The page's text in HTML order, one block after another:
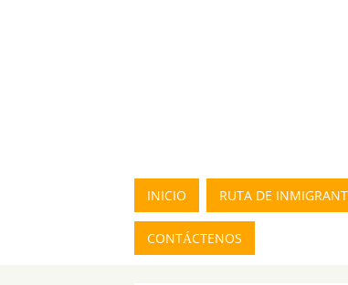
INICIO RUTA DE
CONTÁCTENOS